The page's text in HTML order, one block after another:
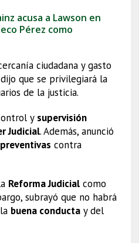
acusa a Lawson en
Pérez como
ciudadana y gasto
que se privilegiará la
de la justicia.
y supervisión
Judicial. Además, anunció
preventivas contra
Reforma Judicialcomo
subrayó que no habrá
buena conductay del